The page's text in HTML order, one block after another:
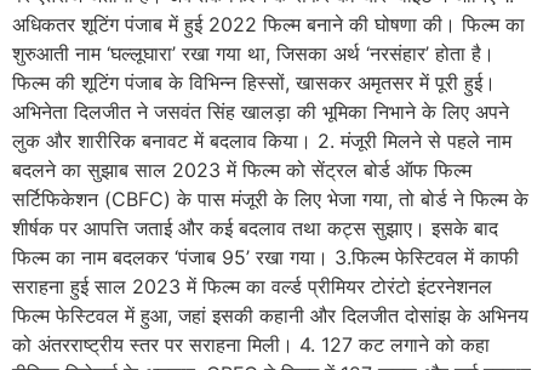
अधिकतर शूटिंग पंजाब में हुई 2022 फिल्म बनाने की घोषणा की। फिल्म का
शुरुआती नाम ‘घल्लूघारा’ रखा गया था, जिसका अर्थ ‘नरसंहार’ होता है।
फिल्म की शूटिंग पंजाब के विभिन्न हिस्सों, खासकर अमृतसर में पूरी हुई।
अभिनेता दिलजीत ने जसवंत सिंह खालड़ा की भूमिका निभाने के लिए अपने
लुक और शारीरिक बनावट में बदलाव किया। 2. मंजूरी मिलने से पहले नाम
बदलने का सुझाब साल 2023 में फिल्म को सेंट्रल बोर्ड ऑफ फिल्म
सर्टिफिकेशन (CBFC) के पास मंजूरी के लिए भेजा गया, तो बोर्ड ने फिल्म के
शीर्षक पर आपत्ति जताई और कई बदलाव तथा कट्स सुझाए। इसके बाद
फिल्म का नाम बदलकर ‘पंजाब 95’ रखा गया। 3.फिल्म फेस्टिवल में काफी
सराहना हुई साल 2023 में फिल्म का वर्ल्ड प्रीमियर टोरंटो इंटरनेशनल
फिल्म फेस्टिवल में हुआ, जहां इसकी कहानी और दिलजीत दोसांझ के अभिनय
को अंतरराष्ट्रीय स्तर पर सराहना मिली। 4. 127 कट लगाने को कहा